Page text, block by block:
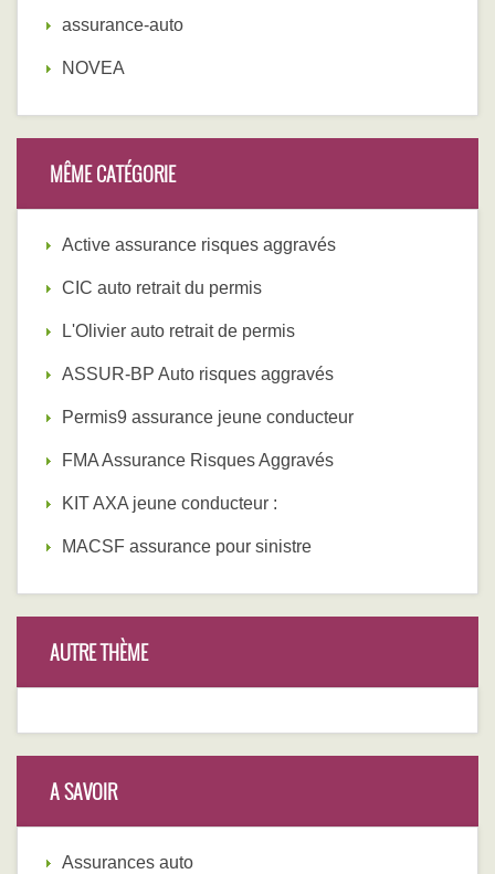
assurance-auto
NOVEA
MÊME CATÉGORIE
Active assurance risques aggravés
CIC auto retrait du permis
L'Olivier auto retrait de permis
ASSUR-BP Auto risques aggravés
Permis9 assurance jeune conducteur
FMA Assurance Risques Aggravés
KIT AXA jeune conducteur :
MACSF assurance pour sinistre
AUTRE THÈME
A SAVOIR
Assurances auto